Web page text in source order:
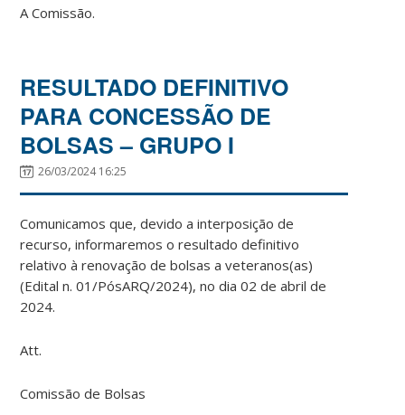
A Comissão.
RESULTADO DEFINITIVO
PARA CONCESSÃO DE
BOLSAS – GRUPO I
26/03/2024 16:25
Comunicamos que, devido a interposição de
recurso, informaremos o resultado definitivo
relativo à renovação de bolsas a veteranos(as)
(Edital n. 01/PósARQ/2024), no dia 02 de abril de
2024.
Att.
Comissão de Bolsas